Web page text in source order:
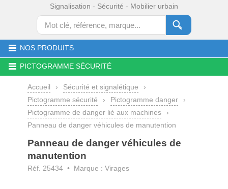
Signalisation - Sécurité - Mobilier urbain
NOS PRODUITS
PICTOGRAMME SÉCURITÉ
Accueil › Sécurité et signalétique
›
Pictogramme sécurité
› Pictogramme danger
›
Pictogramme de danger lié aux machines
›
Panneau de danger véhicules de manutention
Panneau de danger véhicules de
manutention
Réf. 25434 • Marque : Virages